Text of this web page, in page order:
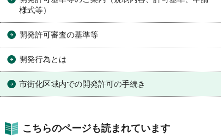
様式等）
開発許可審査の基準等
開発行為とは
市街化区域内での開発許可の手続き
こちらのページも読まれています